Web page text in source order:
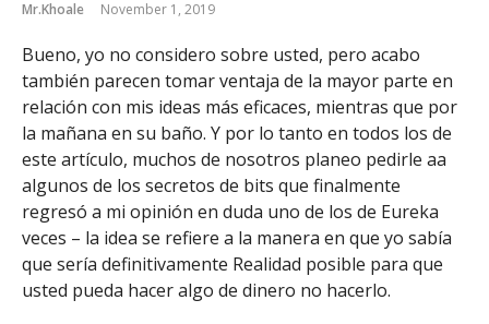
Mr.Khoale November 1, 2019
Bueno, yo no considero sobre usted, pero acabo
también parecen tomar ventaja de la mayor parte en
relación con mis ideas más eficaces, mientras que por
la mañana en su baño. Y por lo tanto en todos los de
este artículo, muchos de nosotros planeo pedirle aa
algunos de los secretos de bits que finalmente
regresó a mi opinión en duda uno de los de Eureka
veces – la idea se refiere a la manera en que yo sabía
que sería definitivamente Realidad posible para que
usted pueda hacer algo de dinero no hacerlo.